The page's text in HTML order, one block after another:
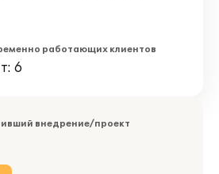
работающих клиентов
6
внедрение/проект